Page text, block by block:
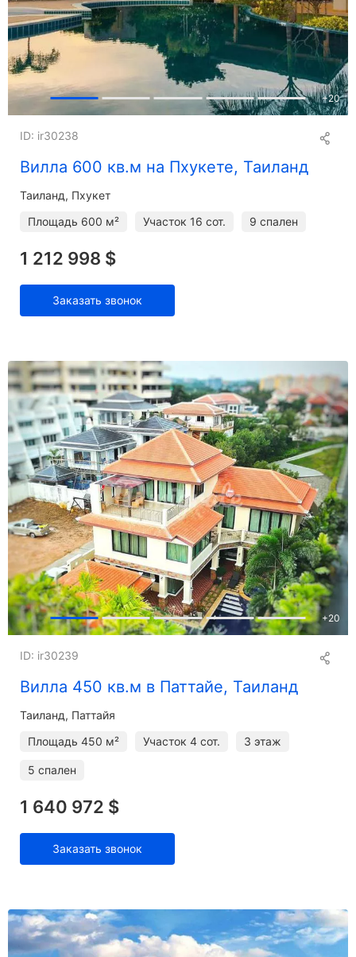
+20
Вилла 600 кв.м на Пхукете, Таиланд
ID: ir30238
Таиланд, Пхукет
Площадь 600 м² Участок 16 сот. 9 спален
1 212 998 $
Заказать звонок
+20
Вилла 450 кв.м в Паттайе, Таиланд
ID: ir30239
Таиланд, Паттайя
Площадь 450 м² Участок 4 сот. 3 этаж
5 спален
1 640 972 $
Заказать звонок